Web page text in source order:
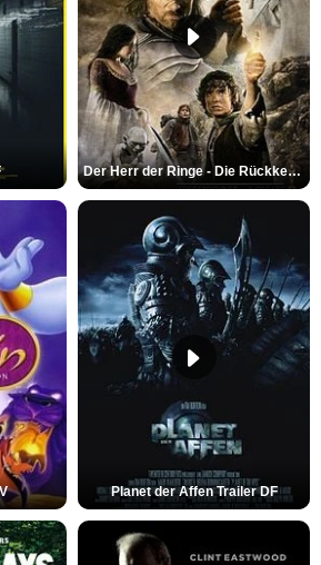
Der Herr der Ringe - Die Rückkehr des Königs Trailer OV
Planet der Affen Trailer DF